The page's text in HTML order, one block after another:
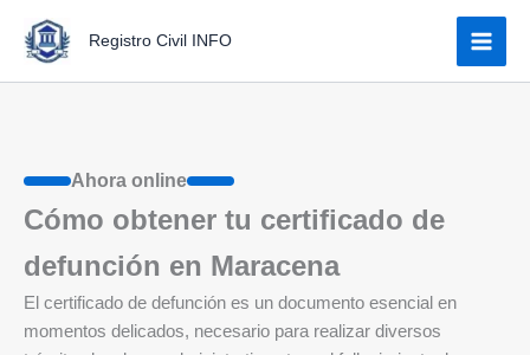
contenido
Registro Civil INFO
Ahora online
Cómo obtener tu certificado de
defunción en Maracena
El certificado de defunción es un documento esencial en
momentos delicados, necesario para realizar diversos